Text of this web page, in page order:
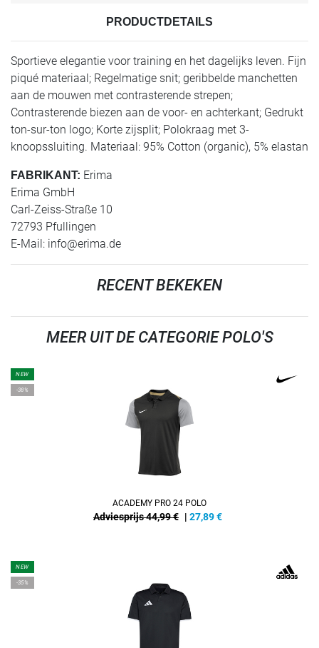
PRODUCTDETAILS
Sportieve elegantie voor training en het dagelijks leven. Fijn
piqué materiaal; Regelmatige snit; geribbelde manchetten
aan de mouwen met contrasterende strepen;
Contrasterende biezen aan de voor- en achterkant; Gedrukt
ton-sur-ton logo; Korte zijsplit; Polokraag met 3-
knoopssluiting. Materiaal: 95% Cotton (organic), 5% elastan
FABRIKANT: Erima
Erima GmbH
Carl-Zeiss-Straße 10
72793 Pfullingen
E-Mail: info@erima.de
RECENT BEKEKEN
MEER UIT DE CATEGORIE POLO'S
NEW
-38%
ACADEMY PRO 24 POLO
Adviesprijs 44,99 € | 27,89€
NEW
-35%